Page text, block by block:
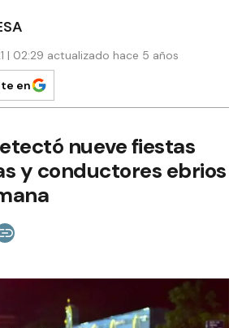
| 02:29 actualizado hace 5 años
en
nueve fiestas
y conductores ebrios